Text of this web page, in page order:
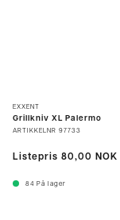
EXXENT
Grillkniv XL Palermo
ARTIKKELNR 97733
Listepris 80,00 NOK
84 På lager